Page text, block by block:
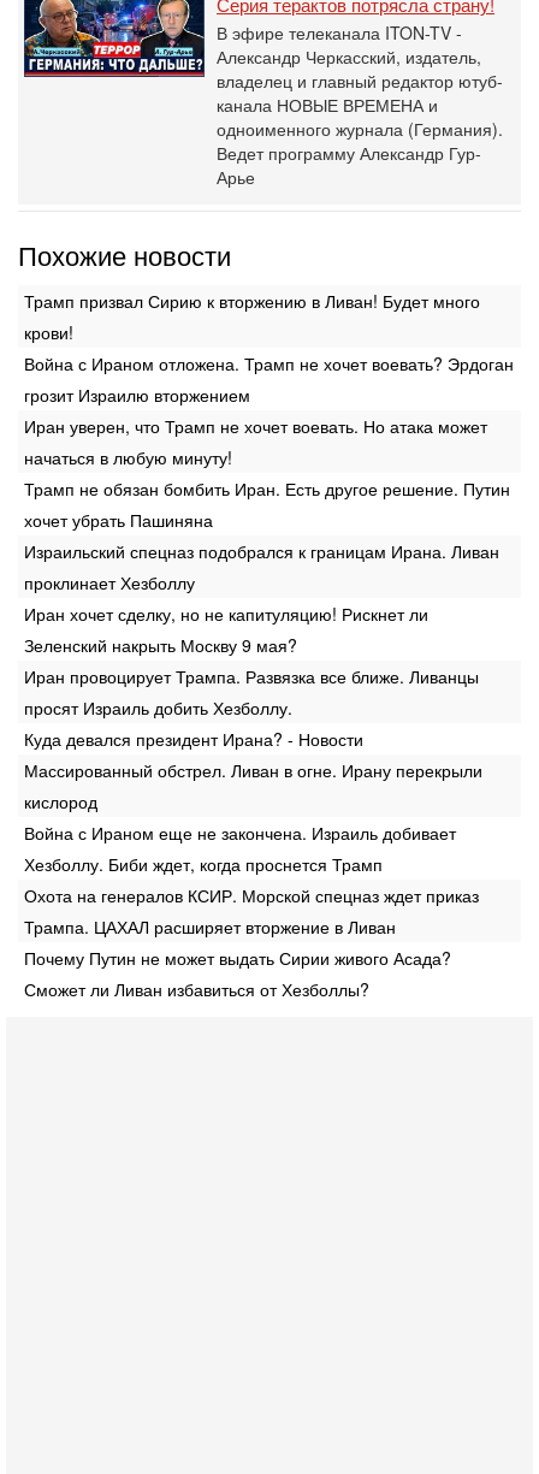
В эфире телеканала ITON-TV -
Александр Черкасский, издатель,
владелец и главный редактор ютуб-
канала НОВЫЕ ВРЕМЕНА и
одноименного журнала (Германия).
Ведет программу Александр Гур-
Арье
Похожие новости
Трамп призвал Сирию к вторжению в Ливан! Будет много
крови!
Война с Ираном отложена. Трамп не хочет воевать? Эрдоган
грозит Израилю вторжением
Иран уверен, что Трамп не хочет воевать. Но атака может
начаться в любую минуту!
Трамп не обязан бомбить Иран. Есть другое решение. Путин
хочет убрать Пашиняна
Израильский спецназ подобрался к границам Ирана. Ливан
проклинает Хезболлу
Иран хочет сделку, но не капитуляцию! Рискнет ли
Зеленский накрыть Москву 9 мая?
Иран провоцирует Трампа. Развязка все ближе. Ливанцы
просят Израиль добить Хезболлу.
Куда девался президент Ирана? - Новости
Массированный обстрел. Ливан в огне. Ирану перекрыли
кислород
Война с Ираном еще не закончена. Израиль добивает
Хезболлу. Биби ждет, когда проснется Трамп
Охота на генералов КСИР. Морской спецназ ждет приказ
Трампа. ЦАХАЛ расширяет вторжение в Ливан
Почему Путин не может выдать Сирии живого Асада?
Сможет ли Ливан избавиться от Хезболлы?